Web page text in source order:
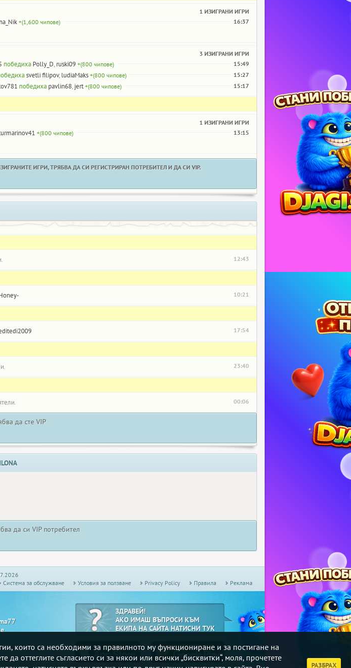
1 ИЗИГРАНИ ИГРИ
+(1,600 чипове) 16:37
3 ИЗИГРАНИ ИГРИ
победиха Polly_D, ruski09 +(800 чипове) 15:49
svetli filipov, ludiaMaks +(800 чипове) 15:27
победиха pavlin68, jert +(800 чипове) 15:17
1 ИЗИГРАНИ ИГРИ
+(800 чипове) 13:15
ИГРИ, ТРЯБВА ДА СИ РЕГИСТРИРАН ПОТРЕБИТЕЛ И ДА СИ VIP.
12:43
10:21
17:54
23:40
00:06
да сте VIP
да си VIP потребител
които са необходими за правилното му функциониране и за постигане на
оттеглите съгласието си за някои или всички „бисквитки“, моля, прочетете
РАЗБРАХ
Системa за обслужване Условия за ползване Privacy Policy Правила Реклама
Белот - Висша лига
ЗДРАВЕЙ!
АКО ИМАШ ВЪПРОСИ КЪМ
ЕКИПА НА САЙТА НАТИСНИ ТУК